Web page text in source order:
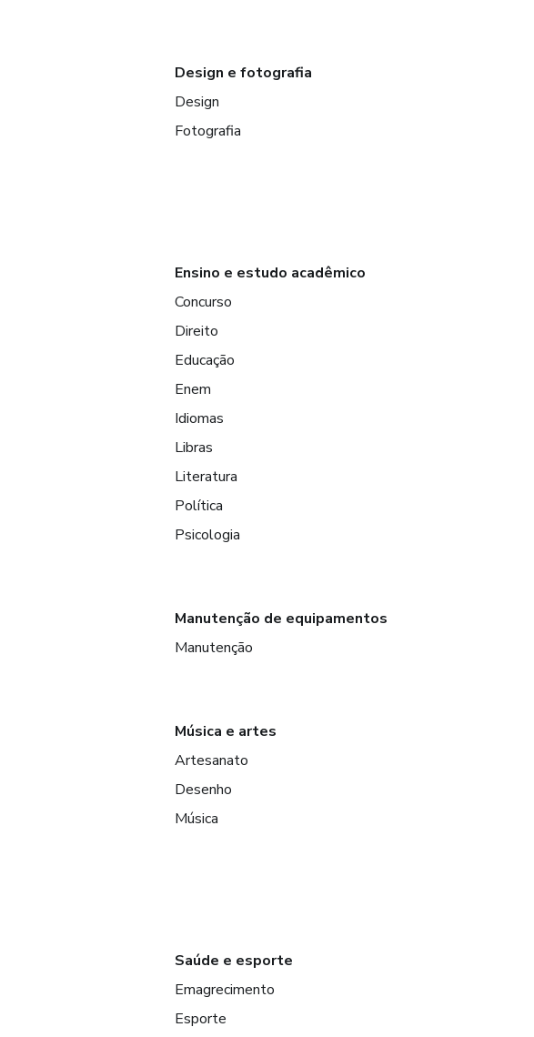
Design e fotografia
Design
Fotografia
Ensino e estudo acadêmico
Concurso
Direito
Educação
Enem
Idiomas
Libras
Literatura
Política
Psicologia
Manutenção de equipamentos
Manutenção
Música e artes
Artesanato
Desenho
Música
Saúde e esporte
Emagrecimento
Esporte